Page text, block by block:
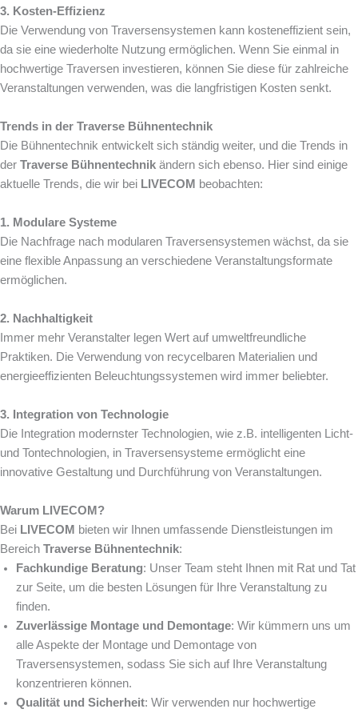
3. Kosten-Effizienz
Die Verwendung von Traversensystemen kann kosteneffizient sein,
da sie eine wiederholte Nutzung ermöglichen. Wenn Sie einmal in
hochwertige Traversen investieren, können Sie diese für zahlreiche
Veranstaltungen verwenden, was die langfristigen Kosten senkt.
Trends in der Traverse Bühnentechnik
Die Bühnentechnik entwickelt sich ständig weiter, und die Trends in
der Traverse Bühnentechnik ändern sich ebenso. Hier sind einige
aktuelle Trends, die wir bei LIVECOM beobachten:
1. Modulare Systeme
Die Nachfrage nach modularen Traversensystemen wächst, da sie
eine flexible Anpassung an verschiedene Veranstaltungsformate
ermöglichen.
2. Nachhaltigkeit
Immer mehr Veranstalter legen Wert auf umweltfreundliche
Praktiken. Die Verwendung von recycelbaren Materialien und
energieeffizienten Beleuchtungssystemen wird immer beliebter.
3. Integration von Technologie
Die Integration modernster Technologien, wie z.B. intelligenten Licht-
und Tontechnologien, in Traversensysteme ermöglicht eine
innovative Gestaltung und Durchführung von Veranstaltungen.
Warum LIVECOM?
Bei LIVECOM bieten wir Ihnen umfassende Dienstleistungen im
Bereich Traverse Bühnentechnik:
Fachkundige Beratung: Unser Team steht Ihnen mit Rat und Tat
zur Seite, um die besten Lösungen für Ihre Veranstaltung zu
finden.
Zuverlässige Montage und Demontage: Wir kümmern uns um
alle Aspekte der Montage und Demontage von
Traversensystemen, sodass Sie sich auf Ihre Veranstaltung
konzentrieren können.
Qualität und Sicherheit: Wir verwenden nur hochwertige